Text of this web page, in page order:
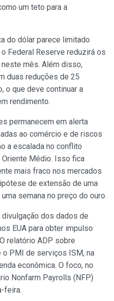
um teto para a
do dólar parece limitado
Federal Reserve reduzirá os
mês. Além disso,
duas reduções de 25
o que deve continuar a
rendimento.
permanecem em alerta
ao comércio e de riscos
a escalada no conflito
Médio. Isso fica
mais fraco nos mercados
de extensão de uma
semana no preço do ouro.
divulgação dos dados de
EUA para obter impulso
relatório ADP sobre
PMI de serviços ISM, na
econômica. O foco, no
Nonfarm Payrolls (NFP)
feira.